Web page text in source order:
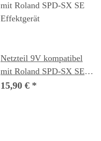
Netzteil 9V kompatibel
mit Roland SPD-SX SE
Effektgerät
15,90 € *